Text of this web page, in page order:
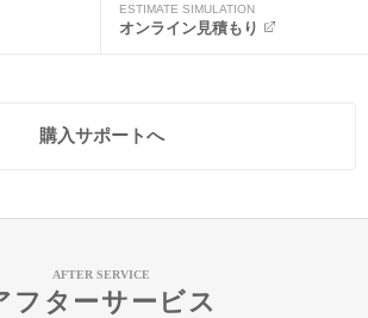
ESTIMATE SIMULATION
オンライン見積もり
購入サポートへ
AFTER SERVICE
フターサービス